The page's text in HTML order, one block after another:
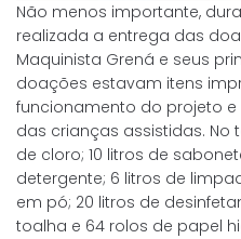
Não menos importante,
realizada a entrega das
Maquinista Grená e seus
doações estavam itens
funcionamento do projeto
das crianças assistidas. No
de cloro; 10 litros de
detergente; 6 litros de
em pó; 20 litros de
toalha e 64 rolos de papel